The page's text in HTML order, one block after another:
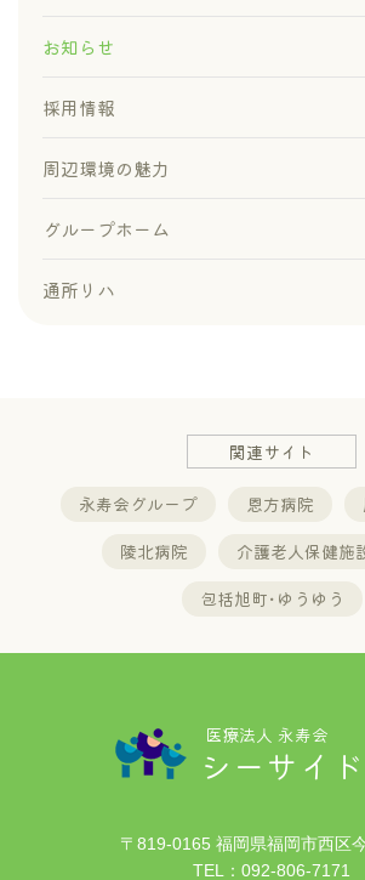
お知らせ
採用情報
周辺環境の魅力
グループホーム
通所リハ
関連サイト
永寿会グループ 恩方病院
陵北病院
介護老人保健施
包括旭町･ゆうゆう
医療法人 永寿会
シーサイ
〒819-0165 福岡県福岡市西区
TEL： 092-806-7171